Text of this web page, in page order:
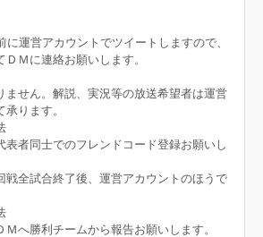
運営アカウントでツイートしますので、
Ｍに連絡お願いします。
せん。解説、実況等の放送希望者は運営
ります。
者同士でのフレンドコード登録お願いし
全試合終了後、運営アカウントのほうで
へ勝利チームから報告お願いします。